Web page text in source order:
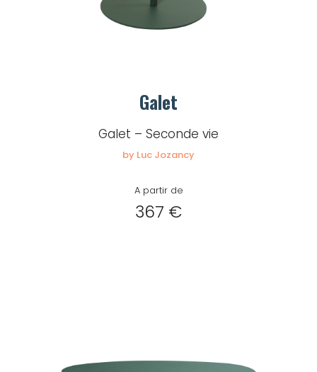
Galet
Galet – Seconde vie
by Luc Jozancy
A partir de
367 €